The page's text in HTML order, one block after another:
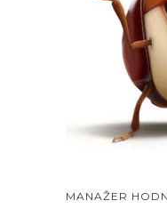
MANAŽER